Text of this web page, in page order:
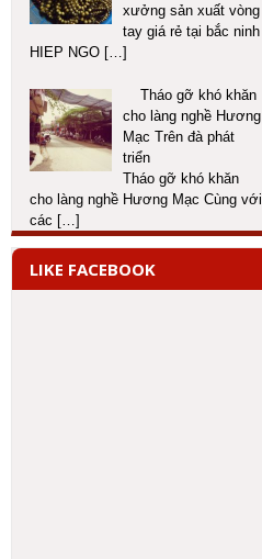
xưởng sản xuất vòng
tay giá rẻ tại bắc ninh
HIEP NGO […]
Tháo gỡ khó khăn
cho làng nghề Hương
Mạc Trên đà phát
triển
Tháo gỡ khó khăn
cho làng nghề Hương Mạc Cùng với
các […]
LIKE FACEBOOK